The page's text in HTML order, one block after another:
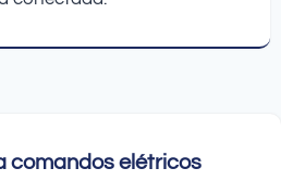
comandos elétricos